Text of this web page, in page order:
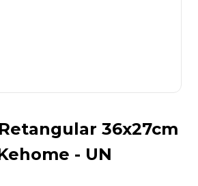
36x27cm
- UN